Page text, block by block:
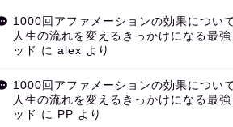
1000回アファメーションの効果について
人生の流れを変えるきっかけになる最強
ッド に alex より
1000回アファメーションの効果について
人生の流れを変えるきっかけになる最強
ッド に PP より